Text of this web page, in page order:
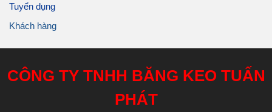
Tuyển dụng
Khách hàng
CÔNG TY TNHH BĂNG KEO TUẤN
PHÁT